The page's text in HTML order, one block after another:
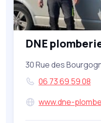
DNE
30 Rue des
06 73 69 59 08
www.dne-